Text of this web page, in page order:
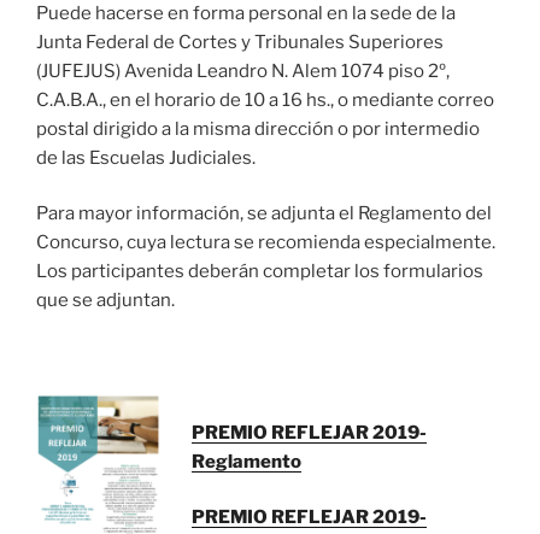
Puede hacerse en forma personal en la sede de la
Junta Federal de Cortes y Tribunales Superiores
(JUFEJUS) Avenida Leandro N. Alem 1074 piso 2º,
C.A.B.A., en el horario de 10 a 16 hs., o mediante correo
postal dirigido a la misma dirección o por intermedio
de las Escuelas Judiciales.
Para mayor información, se adjunta el Reglamento del
Concurso, cuya lectura se recomienda especialmente.
Los participantes deberán completar los formularios
que se adjuntan.
PREMIO REFLEJAR 2019-
Reglamento
PREMIO REFLEJAR 2019-